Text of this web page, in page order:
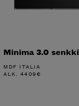
Minima 3.0 senkki
MDF ITALIA
ALK. 4409€